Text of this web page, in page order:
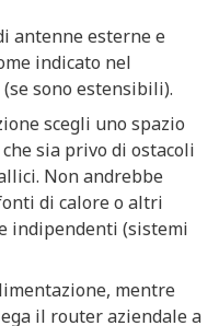
antenne esterne e
indicato nel
sono estensibili).
scegli uno spazio
sia privo di ostacoli
Non andrebbe
di calore o altri
indipendenti (sistemi
mentre
il router aziendale a